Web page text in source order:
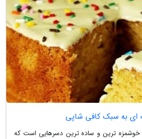
ای به سبک کافی شاپی
خوشمزه ترین و ساده ترین دسرهایی است که